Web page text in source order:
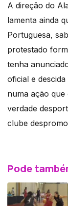
A direção do
lamenta ainda
Portuguesa,
protestado
tenha
oficial e
numa ação
verdade
clube
Pode